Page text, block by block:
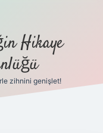
Hikaye
zihnini genişlet!